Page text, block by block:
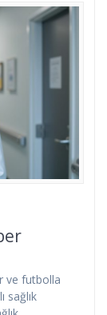
ve futbolla
sağlık